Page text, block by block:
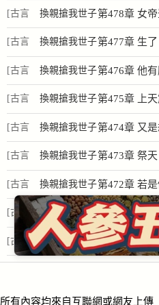
穿越] 妃？我靠名媛
系統殺瘋了
[古言
穿越]
換親搶我世子
妃？我靠名媛
系統殺瘋了
第478章 女
[古言
穿越]
換親搶我世子
妃？我靠名媛
系統殺瘋了
第477章 生了
[古言
穿越]
換親搶我世子
妃？我靠名媛
系統殺瘋了
第476章 他有
[古言
穿越]
換親搶我世子
妃？我靠名媛
系統殺瘋了
第475章 上
[古言
穿越]
換親搶我世子
妃？我靠名媛
系統殺瘋了
第474章 又
天
[古言
穿越]
換親搶我世子
妃？我靠名媛
系統殺瘋了
第473章 祭
了
[古言
穿越]
換親搶我世子
妃？我靠名媛
系統殺瘋了
第472章 若
了
[古言
穿越]
換親搶我世子
妃？我靠名媛
第471章 有孕
[古言 換親搶我世子
系統殺瘋了
第470章 你
所有內容均來自互聯網或網友上傳